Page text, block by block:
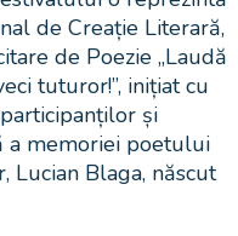
de Creație Literară,
de Poezie „Laudă
tuturor!”, inițiat cu
și
a memoriei poetului
Blaga, născut